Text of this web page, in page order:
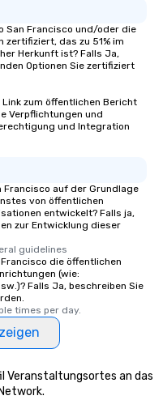
San Francisco und/oder die
das zu 51% im
Herkunft ist? Falls Ja,
Optionen Sie zertifiziert
zum öffentlichen Bericht
Verpflichtungen und
und Integration
Francisco auf der Grundlage
von öffentlichen
entwickelt? Falls ja,
zur Entwicklung dieser
guidelines
die öffentlichen
(wie:
Falls Ja, beschreiben Sie
times per day.
Veranstaltungsortes an das